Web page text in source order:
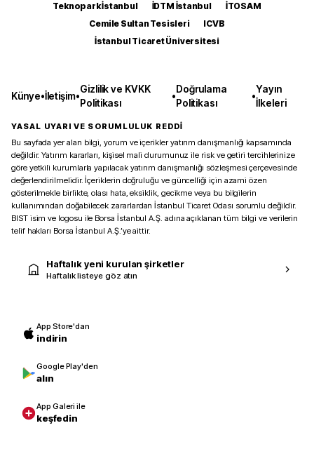
Teknopark İstanbul
İDTM İstanbul
İTOSAM
Cemile Sultan Tesisleri
ICVB
İstanbul Ticaret Üniversitesi
Künye•İletişim•
Gizlilik ve KVKK
Politikası
•
Doğrulama
Politikası
•
Yayın
İlkeleri
YASAL UYARI VE SORUMLULUK REDDİ
Bu sayfada yer alan bilgi, yorum ve içerikler yatırım danışmanlığı kapsamında
değildir. Yatırım kararları, kişisel mali durumunuz ile risk ve getiri tercihlerinize
göre yetkili kurumlarla yapılacak yatırım danışmanlığı sözleşmesi çerçevesinde
değerlendirilmelidir. İçeriklerin doğruluğu ve güncelliği için azami özen
gösterilmekle birlikte, olası hata, eksiklik, gecikme veya bu bilgilerin
kullanımından doğabilecek zararlardan İstanbul Ticaret Odası sorumlu değildir.
BIST isim ve logosu ile Borsa İstanbul A.Ş. adına açıklanan tüm bilgi ve verilerin
telif hakları Borsa İstanbul A.Ş.’ye aittir.
Haftalık yeni kurulan şirketler
Haftalık listeye göz atın
App Store'dan
indirin
Google Play'den
alın
App Galeri ile
keşfedin